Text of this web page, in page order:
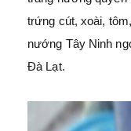
trứng cút, xoài,
nướng Tây Ninh
Đà Lạt.